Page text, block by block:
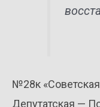
№28к
Депутатская —